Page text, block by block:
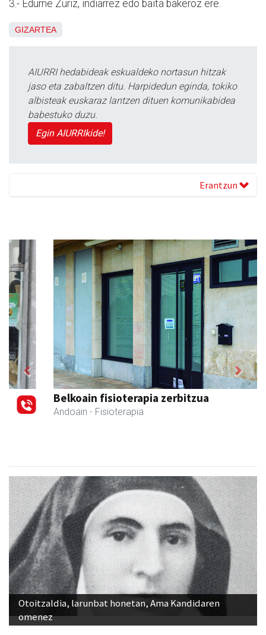
3.- Edurne Zuriz, indiarrez edo baita bakeroz ere.
GIZARTEA
AIURRI hedabideak eskualdeko nortasun hitzak
jaso eta zabaltzen ditu. Harpidedun eginda, tokiko
albisteak euskaraz lantzen dituen komunikabidea
babestuko duzu.
Egin AIURRIkide!
Erantzun
Belkoain fisioterapia zerbitzua
Andoain - Fisioterapia
Previous Next
Otoitzaldia, larunbat honetan, Ama Kandidaren
omenez